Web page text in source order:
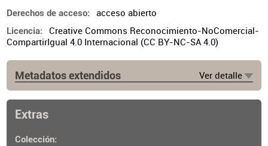
Derechos de acceso acceso abierto
Licencia
Creative Commons Reconocimiento-NoComercial-
CompartirIgual 4.0 Internacional (CC BY-NC-SA 4.0)
Metadatos extendidos Ver detalle
8a. ed.
Lugar de publicación
Extras
Colección